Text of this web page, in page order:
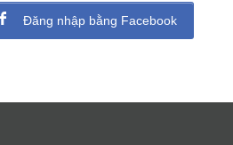
Đăng nhập bằng Facebook